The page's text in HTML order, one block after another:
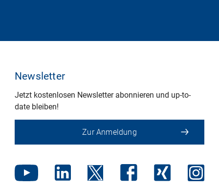
Newsletter
Jetzt kostenlosen Newsletter abonnieren und up-to-
date bleiben!
Zur Anmeldung